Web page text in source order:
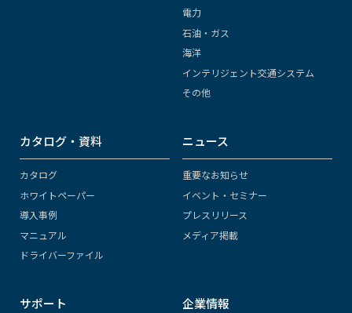
電力
石油・ガス
海洋
インテリジェント交通システム
その他
カタログ・資料
カタログ
ホワイトペーパー
導入事例
マニュアル
ドライバーファイル
ニュース
重要なお知らせ
イベント・セミナー
プレスリリース
メディア掲載
サポート 企業情報